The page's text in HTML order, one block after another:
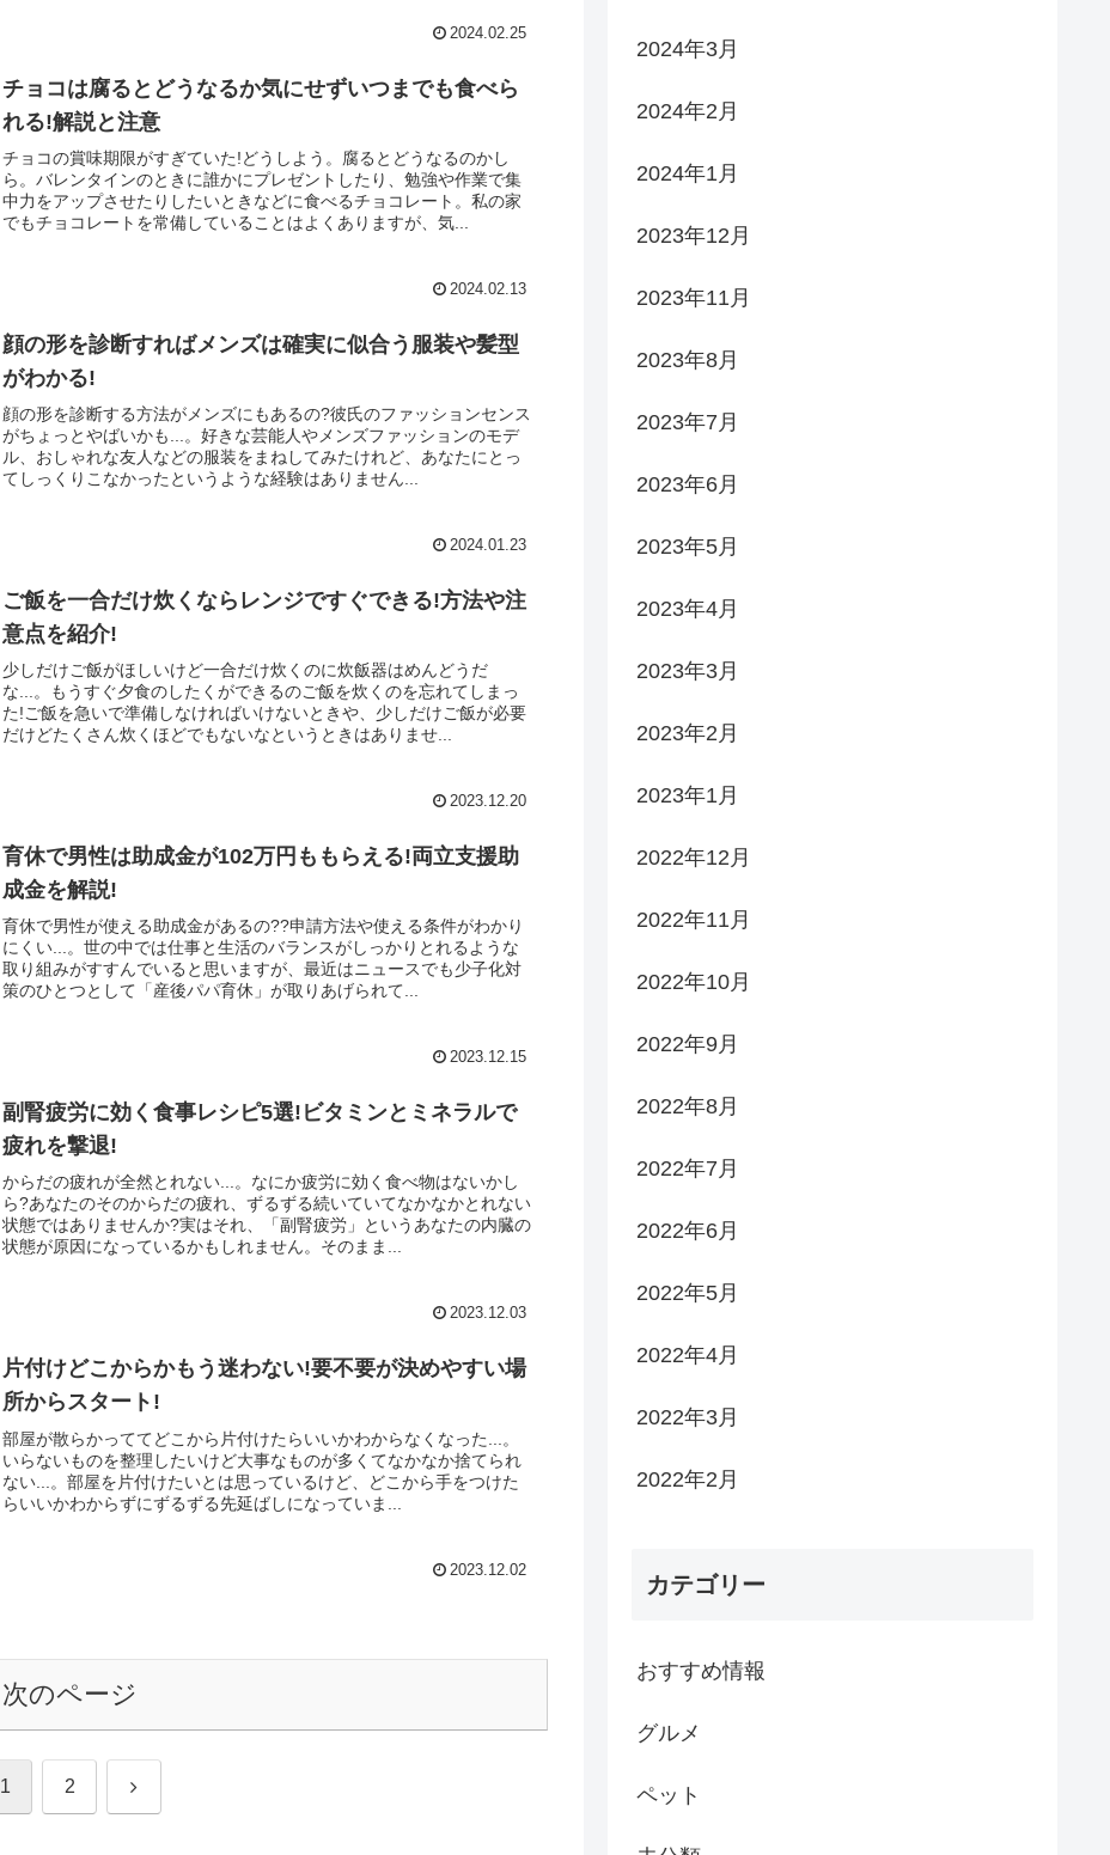
2024.02.25
チョコは腐るとどうなるか気にせずいつまでも食べら
れる!解説と注意
チョコの賞味期限がすぎていた!どうしよう。腐るとどうなるのかし
ら。バレンタインのときに誰かにプレゼントしたり、勉強や作業で集
中力をアップさせたりしたいときなどに食べるチョコレート。私の家
でもチョコレートを常備していることはよくありますが、気...
2024.02.13
顔の形を診断すればメンズは確実に似合う服装や髪型
がわかる!
顔の形を診断する方法がメンズにもあるの?彼氏のファッションセンス
がちょっとやばいかも...。好きな芸能人やメンズファッションのモデ
ル、おしゃれな友人などの服装をまねしてみたけれど、あなたにとっ
てしっくりこなかったというような経験はありません...
2024.01.23
ご飯を一合だけ炊くならレンジですぐできる!方法や注
意点を紹介!
少しだけご飯がほしいけど一合だけ炊くのに炊飯器はめんどうだ
な...。もうすぐ夕食のしたくができるのご飯を炊くのを忘れてしまっ
た!ご飯を急いで準備しなければいけないときや、少しだけご飯が必要
だけどたくさん炊くほどでもないなというときはありませ...
2023.12.20
育休で男性は助成金が102万円ももらえる!両立支援助
成金を解説!
育休で男性が使える助成金があるの??申請方法や使える条件がわかり
にくい...。世の中では仕事と生活のバランスがしっかりとれるような
取り組みがすすんでいると思いますが、最近はニュースでも少子化対
策のひとつとして「産後パパ育休」が取りあげられて...
2023.12.15
副腎疲労に効く食事レシピ5選!ビタミンとミネラルで
疲れを撃退!
からだの疲れが全然とれない...。なにか疲労に効く食べ物はないかし
ら?あなたのそのからだの疲れ、ずるずる続いていてなかなかとれない
状態ではありませんか?実はそれ、「副腎疲労」というあなたの内臓の
状態が原因になっているかもしれません。そのまま...
2023.12.03
片付けどこからかもう迷わない!要不要が決めやすい場
所からスタート!
部屋が散らかっててどこから片付けたらいいかわからなくなった...。
いらないものを整理したいけど大事なものが多くてなかなか捨てられ
ない...。部屋を片付けたいとは思っているけど、どこから手をつけた
らいいかわからずにずるずる先延ばしになっていま...
2023.12.02
次のページ
1 2 次
2024年3月
2024年2月
2024年1月
2023年12月
2023年11月
2023年8月
2023年7月
2023年6月
2023年5月
2023年4月
2023年3月
2023年2月
2023年1月
2022年12月
2022年11月
2022年10月
2022年9月
2022年8月
2022年7月
2022年6月
2022年5月
2022年4月
2022年3月
2022年2月
カテゴリー
おすすめ情報
グルメ
ペット